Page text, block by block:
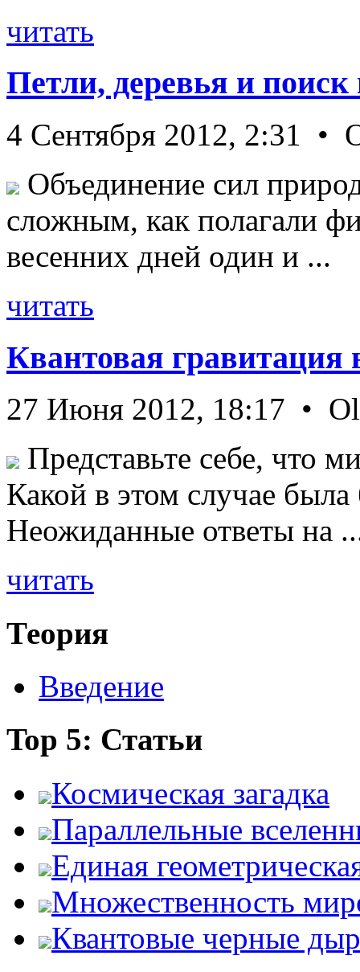
читать
Петли, деревья и
4 Сентября 2012, 2:31 •
Объединение сил
сложным, как полагали
весенних дней один и ...
читать
Квантовая гравитация
27 Июня 2012, 18:17 •
Представьте себе, что
Какой в этом случае
Неожиданные ответы на
читать
Теория
Введение
Top 5: Статьи
Космическая загадка
Параллельные
Единая
Множественность
Квантовые черные